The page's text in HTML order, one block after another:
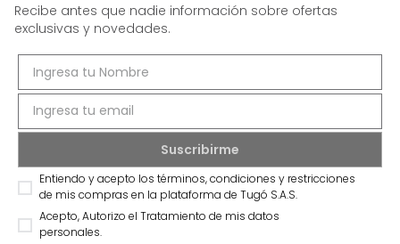
Recibe antes que nadie información sobre ofertas
exclusivas y novedades.
Entiendo y acepto los términos, condiciones y restricciones
de mis compras en la plataforma de Tugó S.A.S.
Acepto, Autorizo el Tratamiento de mis datos
personales.